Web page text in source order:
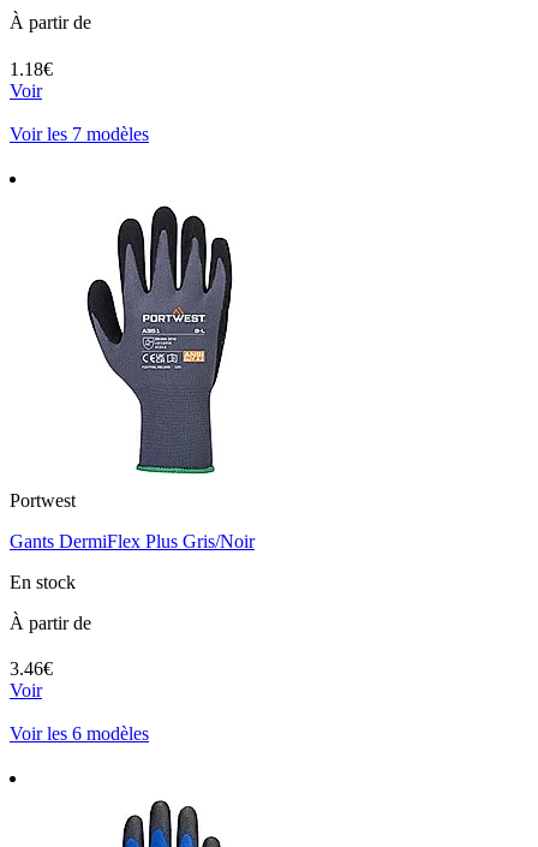
À partir de
1.18€
Voir
Voir les 7 modèles
Portwest
Gants DermiFlex Plus Gris/Noir
En stock
À partir de
3.46€
Voir
Voir les 6 modèles